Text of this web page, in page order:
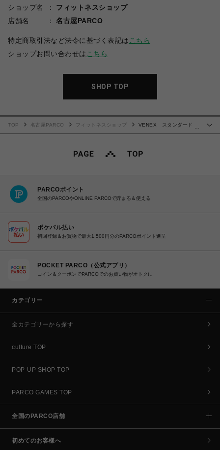
ショップ名
フィットネスショップ
店舗名
名古屋PARCO
特定商取引法など法令に基づく表記は こちら
ショップお問い合わせは こちら
SHOP TOP
TOP 名古屋PARCO フィットネスショップ
VENEX スタンダードド
PARCOポイント
全国のPARCOやONLINE PARCOで貯まる＆使える
ポケパル払い
初回登録＆お買物で最大1,500円分のPARCOポイント進呈
POCKET PARCO（公式アプリ）
コイン＆クーポンでPARCOでのお買い物がオトクに
カテゴリー
全カテゴリーから探す
culture TOP
POP-UP SHOP TOP
PARCO GAMES TOP
全国のPARCO店舗
初めてのお客様へ